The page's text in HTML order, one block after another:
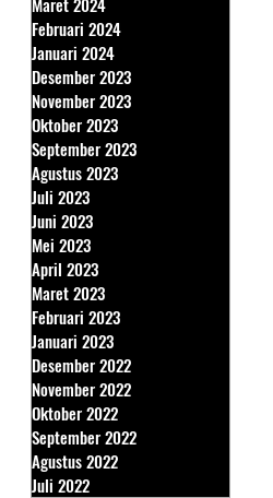
Februari 2024
Januari 2024
Desember 2023
November 2023
Oktober 2023
September 2023
Agustus 2023
Juli 2023
Juni 2023
Mei 2023
April 2023
Maret 2023
Februari 2023
Januari 2023
Desember 2022
November 2022
Oktober 2022
September 2022
Agustus 2022
Juli 2022